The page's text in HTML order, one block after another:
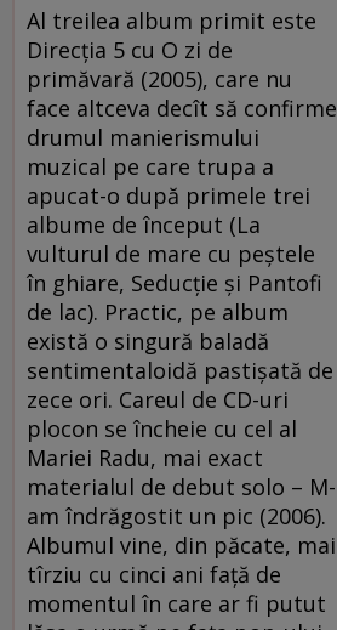
Al treilea album primit este
Direcţia 5 cu O zi de
primăvară (2005), care nu
face altceva decît să confirme
drumul manierismului
muzical pe care trupa a
apucat-o după primele trei
albume de început (La
vulturul de mare cu peştele
în ghiare, Seducţie şi Pantofi
de lac). Practic, pe album
există o singură baladă
sentimentaloidă pastişată de
zece ori. Careul de CD-uri
plocon se încheie cu cel al
Mariei Radu, mai exact
materialul de debut solo – M-
am îndrăgostit un pic (2006).
Albumul vine, din păcate, mai
tîrziu cu cinci ani faţă de
momentul în care ar fi putut